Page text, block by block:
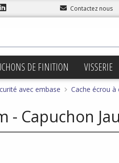
Contactez nous
DE FINITION VISSERIE
avec embase Cache écrou à
- Capuchon